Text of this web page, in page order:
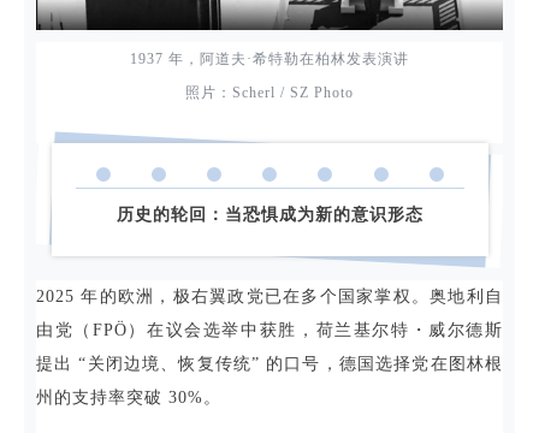
1937 年，阿道夫·希特勒在柏林发表演讲
照片：Scherl / SZ Photo
历史的轮回：当恐惧成为新的意识形态
2025 年的欧洲，极右翼政党已在多个国家掌权。奥地利自
由党（FPÖ）在议会选举中获胜，荷兰基尔特・威尔德斯
提出 “关闭边境、恢复传统” 的口号，德国选择党在图林根
州的支持率突破 30%。